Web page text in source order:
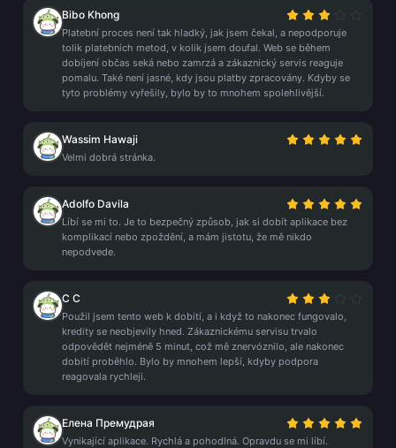
Bibo Khong
Platební proces není tak hladký, jak jsem čekal, a nepodporuje
tolik platebních metod, v kolik jsem doufal. Web se během
dobíjení občas seká nebo zamrzá a zákaznický servis reaguje
pomalu. Také není jasné, kdy jsou platby zpracovány. Kdyby se
tyto problémy vyřešily, bylo by to mnohem spolehlivější.
Wassim Hawaji
Velmi dobrá stránka.
Adolfo Davila
Líbí se mi to. Je to bezpečný způsob, jak si dobít aplikace bez
komplikací nebo zpoždění, a mám jistotu, že mě nikdo
nepodvede.
C C
Použil jsem tento web k dobití, a i když to nakonec fungovalo,
kredity se neobjevily hned. Zákaznickému servisu trvalo
odpovědět nejméně 5 minut, což mě znervóznilo, ale nakonec
dobití proběhlo. Bylo by mnohem lepší, kdyby podpora
reagovala rychleji.
Елена Премудрая
Vynikající aplikace. Rychlá a pohodlná. Opravdu se mi líbí.